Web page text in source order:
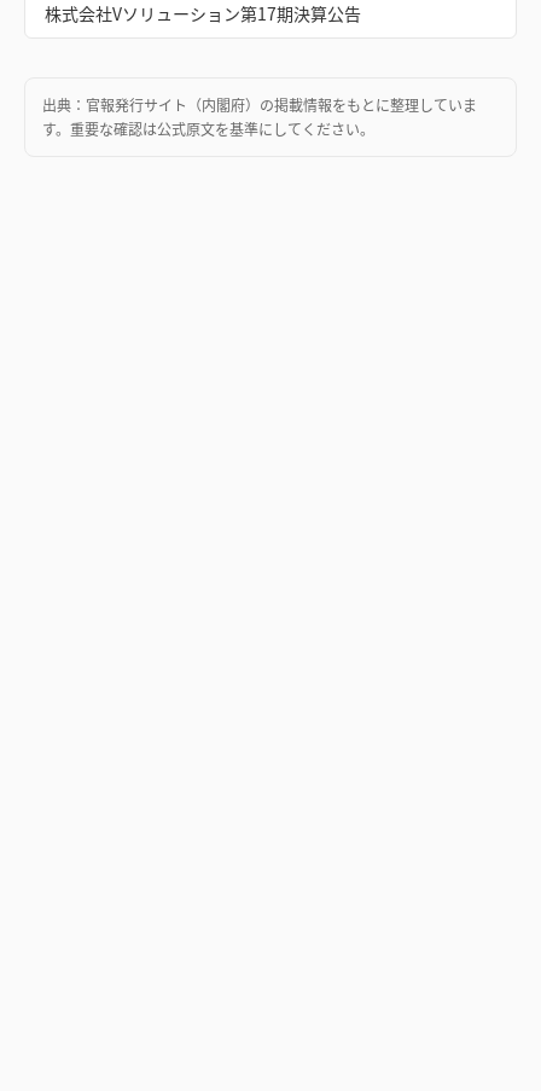
株式会社Vソリューション第17期決算公告
出典： 官報発行サイト（内閣府） の掲載情報をもとに整理していま
す。重要な確認は公式原文を基準にしてください。